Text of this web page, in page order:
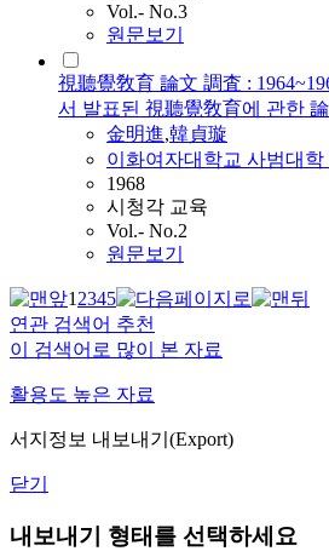
Vol.- No.3
원문보기
視聽覺敎育 論文 調査 :
서 발표된 視聽覺敎育에 관한
金明進,韓貞璇
이화여자대학교 사범대
1968
시청각 교육
Vol.- No.2
원문보기
12345
연관 검색어 추천
이 검색어로 많이 본 자료
활용도 높은 자료
서지정보 내보내기(Export)
닫기
내보내기 형태를 선택하세요